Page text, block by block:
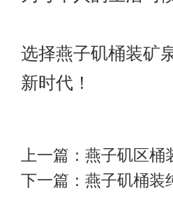
选择燕子矶桶装矿
新时代！
上一篇： 燕子矶区桶
下一篇： 燕子矶桶装